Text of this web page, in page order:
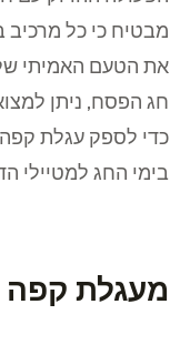
מבטיח כי כל
את הטעם האמיתי של
חג הפסח, ניתן
כדי לספק עגלת
בימי החג למטיילי
מעגלת קפה